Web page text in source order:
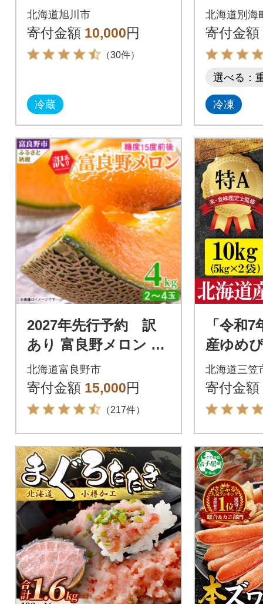
旬発送開始予定)フル
ーツ 果物_03905
北海道旭川市
寄付金額 10,000円
（30件）
冷蔵
訳あり
冷凍 海
さと納税
北海道別海
寄付金額
選べる：
冷凍
2027年先行予約 訳
あり 富良野メロン 4k
g(2玉～4玉入) ご家
庭用
北海道富良野市
寄付金額 15,000円
（217件）
「令和
産ゆめ
g×2)【
短翌日
0】
北海道三笠
寄付金額